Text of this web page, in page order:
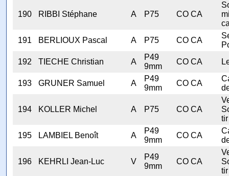
190 RIBBI Stéphane A P75 CO CA
191
BERLIOUX Pascal A P75 CO CA
192
TIECHE Christian A
P49
9mm
CO CA
193 GRUNER Samuel A
P49
9mm
CO CA
194 KOLLER Michel A P75 CO CA
tir
195
LAMBIEL Benoît A
P49
9mm
CO CA
196 KEHRLI Jean-Luc V
P49
9mm
CO CA
tir